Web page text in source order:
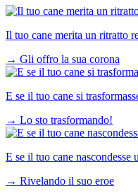
Il tuo cane merita un ritratto
→ Gli offro la sua corona
E se il tuo cane si
→ Lo sto trasformando!
E se il tuo cane nascondesse
→ Rivelando il suo eroe